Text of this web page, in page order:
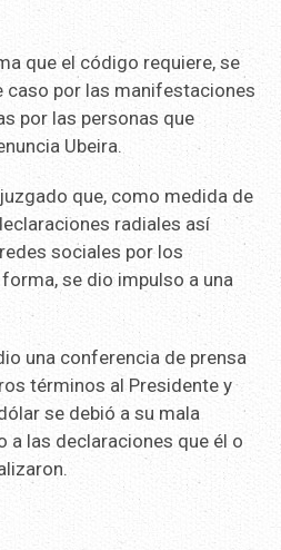
que el código requiere, se
caso por las manifestaciones
por las personas que
Ubeira.
que, como medida de
radiales así
sociales por los
se dio impulso a una
una conferencia de prensa
términos al Presidente y
se debió a su mala
a las declaraciones que él o